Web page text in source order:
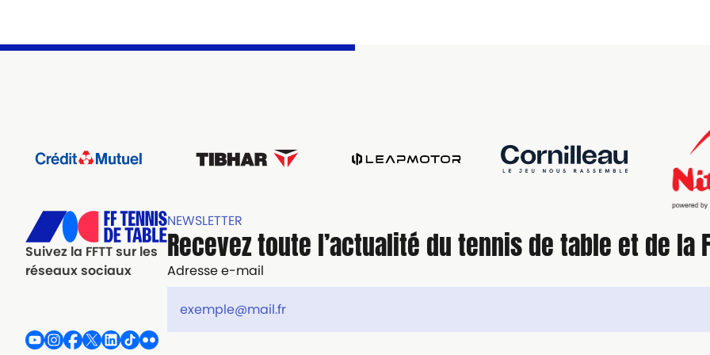
Suivez la FFTT sur les
réseaux sociaux
NEWSLETTER
Recevez toute l’actualité du tennis de table et de la
Adresse e-mail